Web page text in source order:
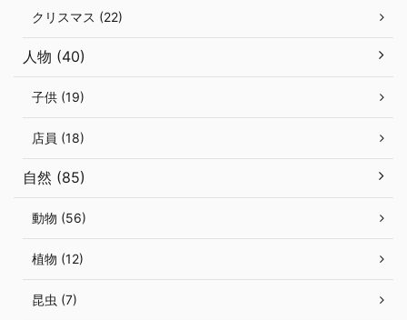
クリスマス (22)
人物 (40)
子供 (19)
店員 (18)
自然 (85)
動物 (56)
植物 (12)
昆虫 (7)